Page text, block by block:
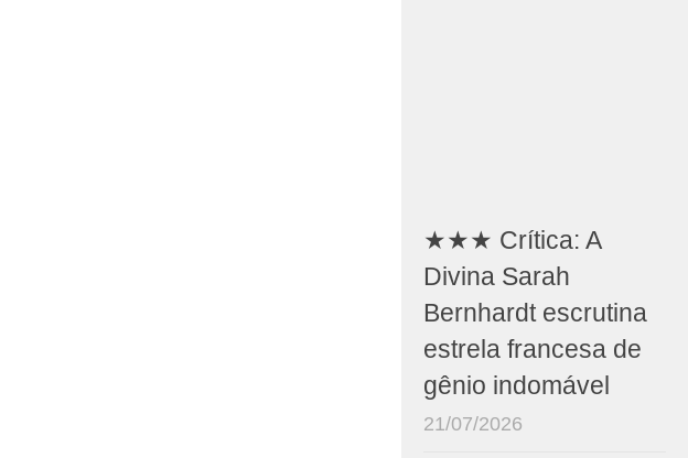
★★★ Crítica: A
Divina Sarah
Bernhardt escrutina
estrela francesa de
gênio indomável
21/07/2026